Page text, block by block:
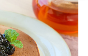
き
ま
す